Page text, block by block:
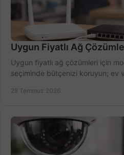
Uygun Fiyatlı Ağ
Uygun fiyatlı ağ çözümleri için
seçiminde bütçenizi koruyun; ev
28 Temmuz 2026